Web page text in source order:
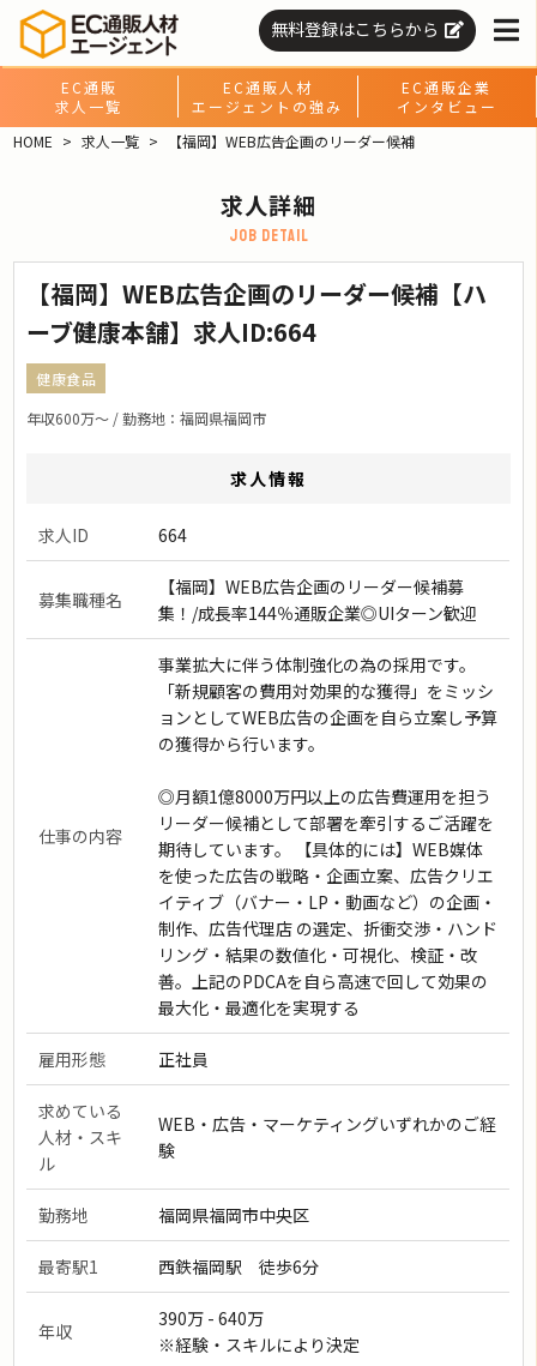
無料登録はこちらから
EC通販
求人一覧
EC通販人材
エージェントの強み
EC通販企業
インタビュー
HOME
求人一覧 【福岡】WEB広告企画のリーダー候補
求人詳細
job detail
【福岡】WEB広告企画のリーダー候補【ハ
ーブ健康本舗】求人ID:664
健康食品
年収600万〜 / 勤務地：福岡県福岡市
求人情報
求人ID 664
募集職種名
【福岡】WEB広告企画のリーダー候補募
集！/成長率144％通販企業◎UIターン歓迎
仕事の内容
事業拡大に伴う体制強化の為の採用です。
「新規顧客の費用対効果的な獲得」をミッシ
ョンとしてWEB広告の企画を自ら立案し予算
の獲得から行います。
◎月額1億8000万円以上の広告費運用を担う
リーダー候補として部署を牽引するご活躍を
期待しています。 【具体的には】WEB媒体
を使った広告の戦略・企画立案、広告クリエ
イティブ（バナー・LP・動画など）の企画・
制作、広告代理店 の選定、折衝交渉・ハンド
リング・結果の数値化・可視化、検証・改
善。上記のPDCAを自ら高速で回して効果の
最大化・最適化を実現する
雇用形態 正社員
求めている
人材・スキ
ル
WEB・広告・マーケティングいずれかのご経
験
勤務地 福岡県福岡市中央区
最寄駅1 西鉄福岡駅 徒歩6分
年収
390万 - 640万
※経験・スキルにより決定